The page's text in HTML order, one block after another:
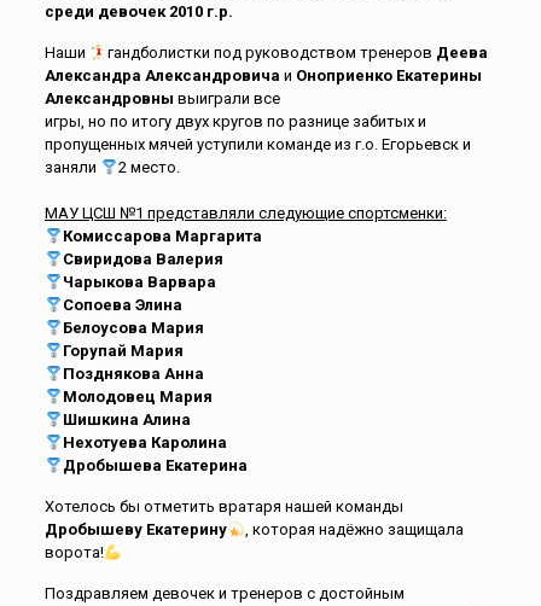
среди девочек 2010 г.р.
Наши гандболистки под руководством тренеров Деева
Александра Александровича и Оноприенко Екатерины
Александровны выиграли все
игры, но по итогу двух кругов по разнице забитых и
пропущенных мячей уступили команде из г.о. Егорьевск и
заняли
2 место.
МАУ ЦСШ №1 представляли следующие спортсменки:
Комиссарова Маргарита
Свиридова Валерия
Чарыкова Варвара
Сопоева Элина
Белоусова Мария
Горупай Мария
Позднякова Анна
Молодовец Мария
Шишкина Алина
Нехотуева Каролина
Дробышева Екатерина
Хотелось бы отметить вратаря нашей команды
Дробышеву Екатерину
, которая надёжно защищала
ворота!
Поздравляем девочек и тренеров с достойным